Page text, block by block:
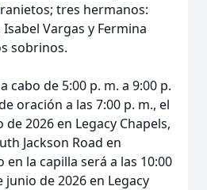
tres hermanos:
Vargas y Fermina
sobrinos.
cabo de 5:00 p. m. a 9:00 p.
oración a las 7:00 p. m., el
2026 en Legacy Chapels,
Jackson Road en
en la capilla será a las 10:00
junio de 2026 en Legacy